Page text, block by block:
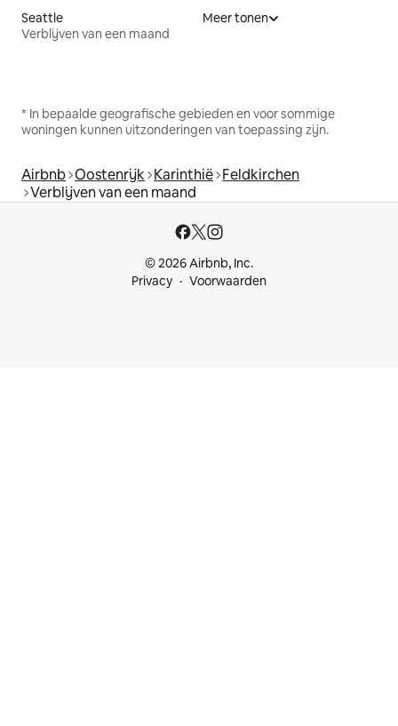
Seattle
Verblijven van een maand
Meer tonen
* In bepaalde geografische gebieden en voor sommige
woningen kunnen uitzonderingen van toepassing zijn.
Airbnb Oostenrijk Karinthië Feldkirchen
Verblijven van een maand
© 2026 Airbnb, Inc.
Privacy
Voorwaarden